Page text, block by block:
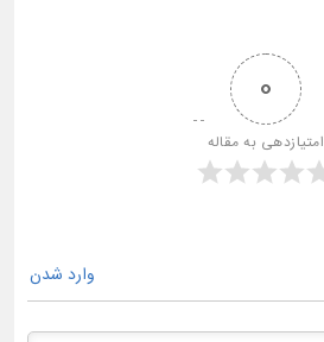
0
امتیازدهی به مقاله
وارد شدن